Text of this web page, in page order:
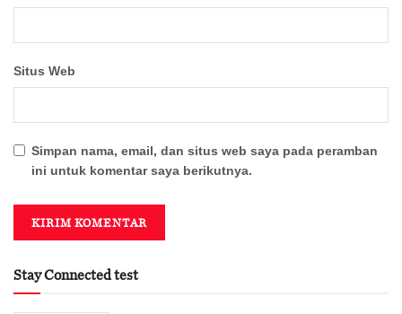
Situs Web
Simpan nama, email, dan situs web saya pada peramban
ini untuk komentar saya berikutnya.
Stay Connected test